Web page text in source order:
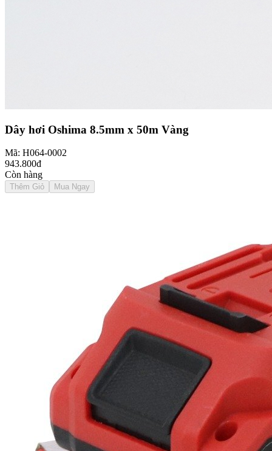
Dây hơi Oshima 8.5mm x 50m Vàng
Mã: H064-0002
943.800đ
Còn hàng
Thêm Giỏ Mua Ngay